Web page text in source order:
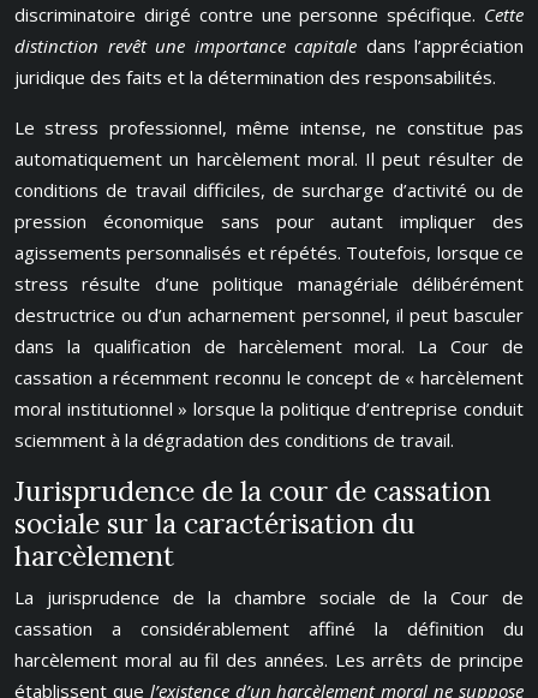
discriminatoire dirigé contre une personne spécifique. Cette
distinction revêt une importance capitale dans l’appréciation
juridique des faits et la détermination des responsabilités.
Le stress professionnel, même intense, ne constitue pas
automatiquement un harcèlement moral. Il peut résulter de
conditions de travail difficiles, de surcharge d’activité ou de
pression économique sans pour autant impliquer des
agissements personnalisés et répétés. Toutefois, lorsque ce
stress résulte d’une politique managériale délibérément
destructrice ou d’un acharnement personnel, il peut basculer
dans la qualification de harcèlement moral. La Cour de
cassation a récemment reconnu le concept de « harcèlement
moral institutionnel » lorsque la politique d’entreprise conduit
sciemment à la dégradation des conditions de travail.
Jurisprudence de la cour de cassation
sociale sur la caractérisation du
harcèlement
La jurisprudence de la chambre sociale de la Cour de
cassation a considérablement affiné la définition du
harcèlement moral au fil des années. Les arrêts de principe
établissent que l’existence d’un harcèlement moral ne suppose